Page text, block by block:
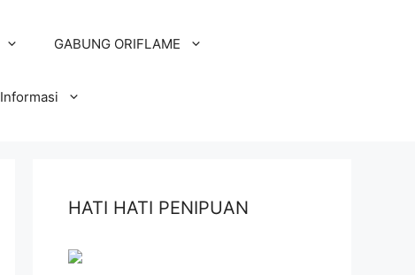
GABUNG ORIFLAME
Informasi
HATI HATI PENIPUAN